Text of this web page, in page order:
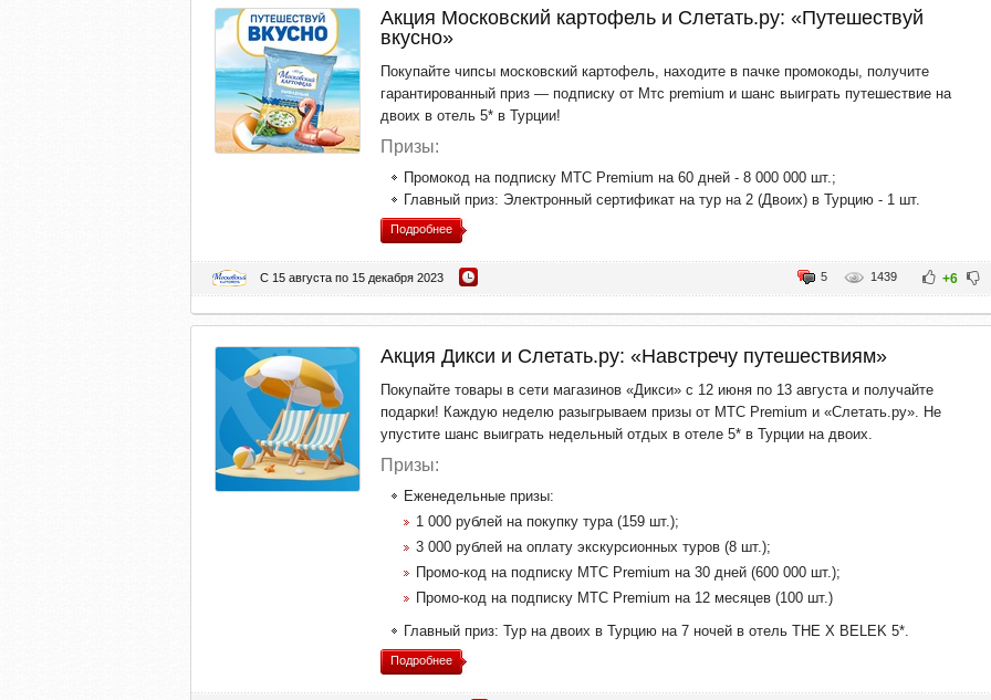
Акция Московский картофель и Слетать.ру: «Путешествуй
вкусно»
Покупайте чипсы московский картофель, находите в пачке промокоды, получите
гарантированный приз — подписку от Мтс premium и шанс выиграть путешествие на
двоих в отель 5* в Турции!
Призы:
Промокод на подписку МТС Premium на 60 дней - 8 000 000 шт.;
Главный приз: Электронный сертификат на тур на 2 (Двоих) в Турцию - 1 шт.
Подробнее
С 15 августа по 15 декабря 2023 +6
1439
5
Акция Дикси и Слетать.ру: «Навстречу путешествиям»
Покупайте товары в сети магазинов «Дикси» с 12 июня по 13 августа и получайте
подарки! Каждую неделю разыгрываем призы от МТС Premium и «Слетать.ру». Не
упустите шанс выиграть недельный отдых в отеле 5* в Турции на двоих.
Призы:
Еженедельные призы:
1 000 рублей на покупку тура (159 шт.);
3 000 рублей на оплату экскурсионных туров (8 шт.);
Промо-код на подписку МТС Premium на 30 дней (600 000 шт.);
Промо-код на подписку МТС Premium на 12 месяцев (100 шт.)
Главный приз: Тур на двоих в Турцию на 7 ночей в отель THE X BELEK 5*.
Подробнее